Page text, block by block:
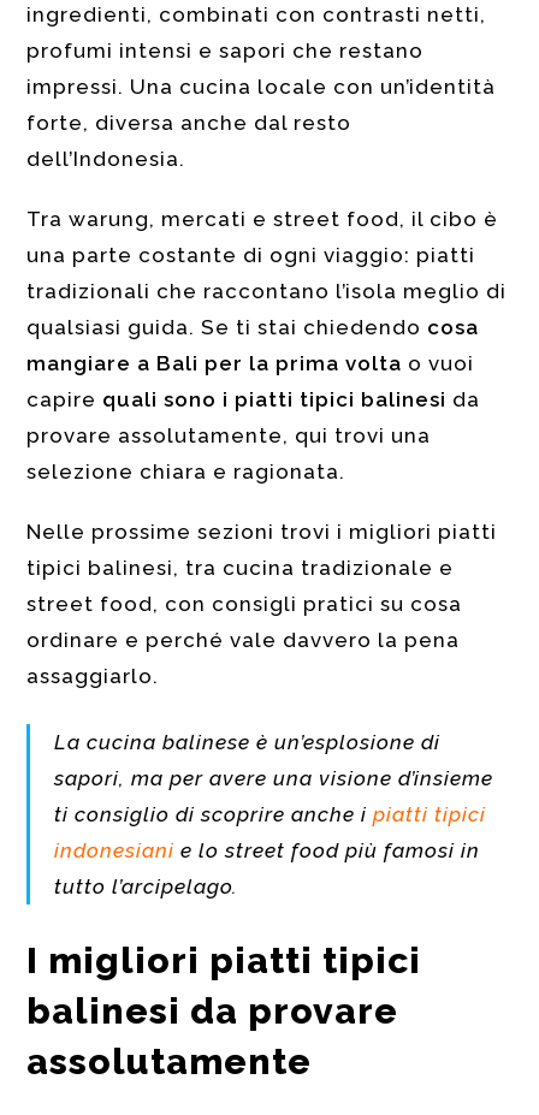
ingredienti, combinati con contrasti netti,
profumi intensi e sapori che restano
impressi. Una cucina locale con un’identità
forte, diversa anche dal resto
dell’Indonesia.
Tra warung, mercati e street food, il cibo è
una parte costante di ogni viaggio: piatti
tradizionali che raccontano l’isola meglio di
qualsiasi guida. Se ti stai chiedendo cosa
mangiare a Bali per la prima volta o vuoi
capire quali sono i piatti tipici balinesi da
provare assolutamente, qui trovi una
selezione chiara e ragionata.
Nelle prossime sezioni trovi i migliori piatti
tipici balinesi, tra cucina tradizionale e
street food, con consigli pratici su cosa
ordinare e perché vale davvero la pena
assaggiarlo.
La cucina balinese è un’esplosione di
sapori, ma per avere una visione d’insieme
ti consiglio di scoprire anche i piatti tipici
indonesiani e lo street food più famosi in
tutto l’arcipelago.
I migliori piatti tipici
balinesi da provare
assolutamente